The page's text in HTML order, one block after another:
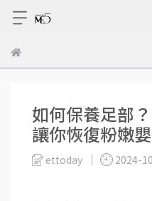
如何保養足部
讓你恢復粉嫩
ettoday 2024-